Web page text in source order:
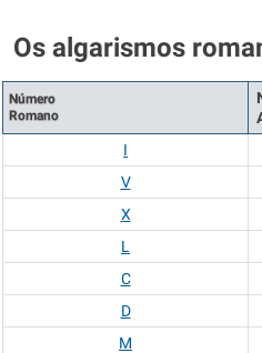
Os algarismos
Número
Romano
I
V
X
L
C
D
M